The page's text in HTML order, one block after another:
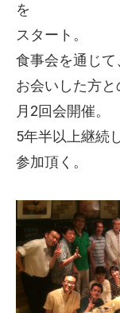
を
スタート。
食事会を通じ
お会いした方
月2回会開催。
5年半以上継続
参加頂く。